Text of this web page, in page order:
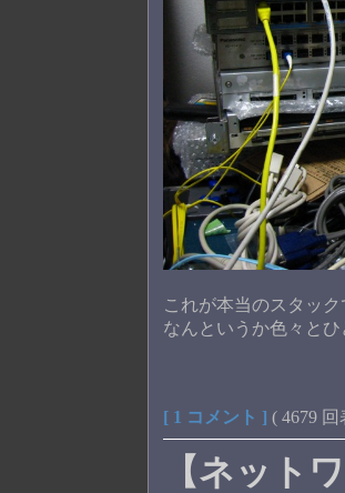
これが本当のスタック
なんというか色々と
[ 1 コメント ] ( 4679
【ネット